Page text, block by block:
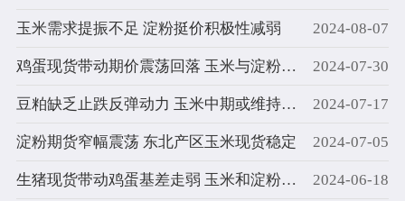
玉米需求提振不足 淀粉挺价积极性减弱 2024-08-07
鸡蛋现货带动期价震荡回落 玉米与淀粉期价再创新低 2024-07-30
豆粕缺乏止跌反弹动力 玉米中期或维持震荡运行 2024-07-17
淀粉期货窄幅震荡 东北产区玉米现货稳定 2024-07-05
生猪现货带动鸡蛋基差走弱 玉米和淀粉期价震荡偏强 2024-06-18